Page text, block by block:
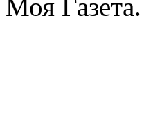
Моя